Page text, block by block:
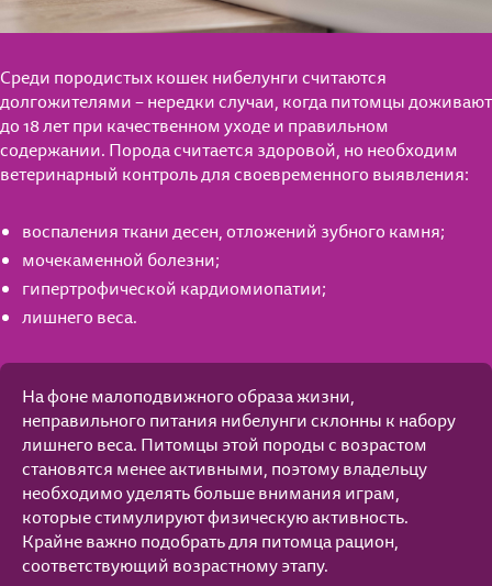
Среди породистых кошек нибелунги считаются
долгожителями – нередки случаи, когда питомцы доживают
до 18 лет при качественном уходе и правильном
содержании. Порода считается здоровой, но необходим
ветеринарный контроль для своевременного выявления:
воспаления ткани десен, отложений зубного камня;
мочекаменной болезни;
гипертрофической кардиомиопатии;
лишнего веса.
На фоне малоподвижного образа жизни,
неправильного питания нибелунги склонны к набору
лишнего веса. Питомцы этой породы с возрастом
становятся менее активными, поэтому владельцу
необходимо уделять больше внимания играм,
которые стимулируют физическую активность.
Крайне важно подобрать для питомца рацион,
соответствующий возрастному этапу.